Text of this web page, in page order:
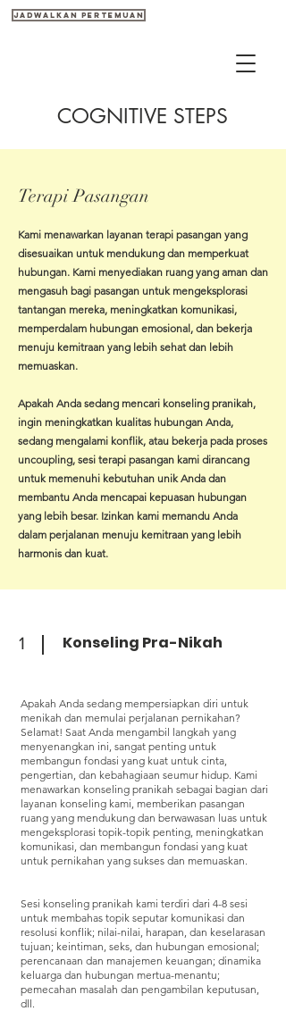
COGNITIVE STEPS
Jadwalkan pertemuan
Terapi Pasangan
Kami menawarkan layanan terapi pasangan yang
disesuaikan untuk mendukung dan memperkuat
hubungan. Kami menyediakan ruang yang aman dan
mengasuh bagi pasangan untuk mengeksplorasi
tantangan mereka, meningkatkan komunikasi,
memperdalam hubungan emosional, dan bekerja
menuju kemitraan yang lebih sehat dan lebih
memuaskan.
Apakah Anda sedang mencari konseling pranikah,
ingin meningkatkan kualitas hubungan Anda,
sedang mengalami konflik, atau bekerja pada proses
uncoupling, sesi terapi pasangan kami dirancang
untuk memenuhi kebutuhan unik Anda dan
membantu Anda mencapai kepuasan hubungan
yang lebih besar. Izinkan kami memandu Anda
dalam perjalanan menuju kemitraan yang lebih
harmonis dan kuat.
1 Konseling Pra-Nikah
Apakah Anda sedang mempersiapkan diri untuk
menikah dan memulai perjalanan pernikahan?
Selamat! Saat Anda mengambil langkah yang
menyenangkan ini, sangat penting untuk
membangun fondasi yang kuat untuk cinta,
pengertian, dan kebahagiaan seumur hidup. Kami
menawarkan konseling pranikah sebagai bagian dari
layanan konseling kami, memberikan pasangan
ruang yang mendukung dan berwawasan luas untuk
mengeksplorasi topik-topik penting, meningkatkan
komunikasi, dan membangun fondasi yang kuat
untuk pernikahan yang sukses dan memuaskan.
Sesi konseling pranikah kami terdiri dari 4-8 sesi
untuk membahas topik seputar komunikasi dan
resolusi konflik; nilai-nilai, harapan, dan keselarasan
tujuan; keintiman, seks, dan hubungan emosional;
perencanaan dan manajemen keuangan; dinamika
keluarga dan hubungan mertua-menantu;
pemecahan masalah dan pengambilan keputusan,
dll.